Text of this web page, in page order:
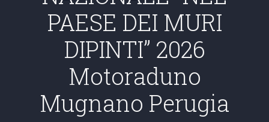
PAESE DEI MURI
DIPINTI” 2026
Motoraduno
Mugnano Perugia